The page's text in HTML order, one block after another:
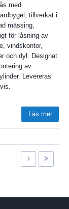
med
tillverkat i
mässing,
för låsning av
vindskontor,
och dyl. Designat
av
Levereras
Läs mer